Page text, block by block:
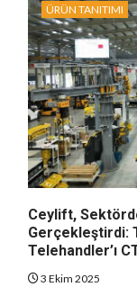
ÜRÜN TANITIMI
Ceylift,
Gerçekleştirdi:
Telehandler’ı
3 Ekim 2025